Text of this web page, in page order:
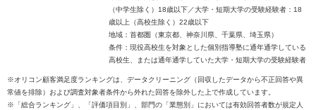
（中学生除く）18歳以下／大学・短期大学の受験経験者：18
歳以上（高校生除く）22歳以下
地域：首都圏（東京都、神奈川県、千葉県、埼玉県）
条件：現役高校生を対象とした個別指導塾に通年通学している
高校生、または通年通学していた大学・短期大学の受験経験者
※オリコン顧客満足度ランキングは、データクリーニング（回収したデータから不正回答や異
常値を排除）および調査対象者条件から外れた回答を除外した上で作成しています。
※「総合ランキング」、「評価項目別」、部門の「業態別」においては有効回答者数が規定人